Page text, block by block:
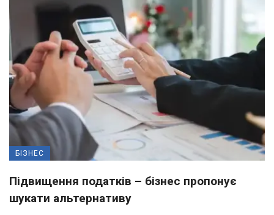
БІЗНЕС
Підвищення податків – бізнес пропонує
шукати альтернативу